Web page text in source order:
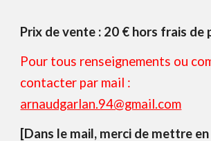
Prix de vente : 20 € hors frais de
Pour tous renseignements ou
contacter par mail :
arnaudgarlan.94@gmail.com
[Dans le mail, merci de mettre